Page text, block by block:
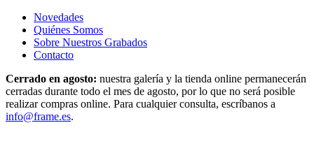
Novedades
Quiénes Somos
Sobre Nuestros Grabados
Contacto
Cerrado en agosto: nuestra galería y la tienda online permanecerán
cerradas durante todo el mes de agosto, por lo que no será posible
realizar compras online. Para cualquier consulta, escríbanos a
info@frame.es.